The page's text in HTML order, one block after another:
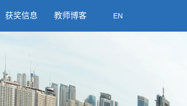
获奖信息 教师博客 EN